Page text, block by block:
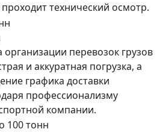
технический осмотр.
перевозок грузов
и аккуратная погрузка, а
графика доставки
профессионализму
компании.